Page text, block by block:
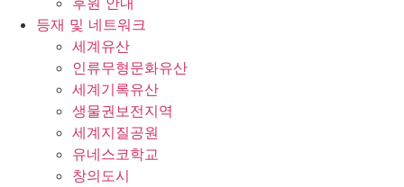
등재 및 네트워크
세계유산
인류무형문화유산
세계기록유산
생물권보전지역
세계지질공원
유네스코학교
창의도시